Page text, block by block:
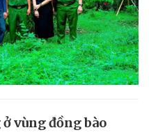
vùng đồng bào